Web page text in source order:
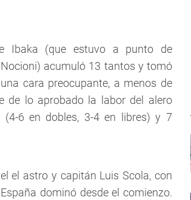
Ibaka (que estuvo a punto de
acumuló 13 tantos y tomó
cara preocupante, a menos de
de lo aprobado la labor del alero
6 en dobles, 3-4 en libres) y 7
el astro y capitán Luis Scola, con
dominó desde el comienzo.